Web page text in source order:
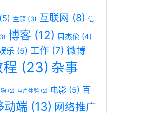
(5) 主题 (3) 互联网 (8) 信
博客 (12) 周杰伦 (4)
乐 (5) 工作 (7) 微博
程 (23) 杂事
狗 (2) 用户体验 (2) 电影 (5) 百
动端 (13) 网络推广